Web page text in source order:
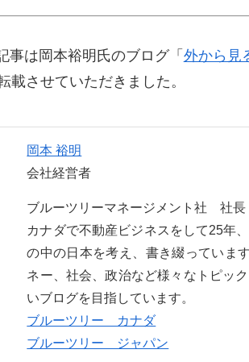
事は岡本裕明氏のブログ「 外から見
載させていただきました。
岡本 裕明
会社経営者
ブルーツリーマネージメント社 社
カナダで不動産ビジネスをして25年
の中の日本を考え、書き綴っていま
ネー、社会、政治など様々なトピッ
いブログを目指しています。
ブルーツリー カナダ
ブルーツリー ジャパン